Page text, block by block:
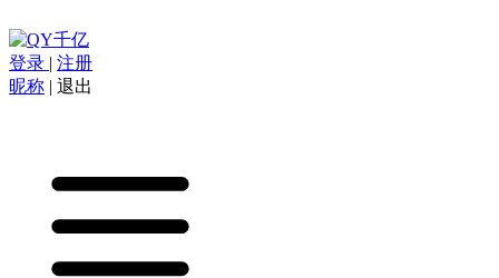
登录 | 注册
昵称 | 退出